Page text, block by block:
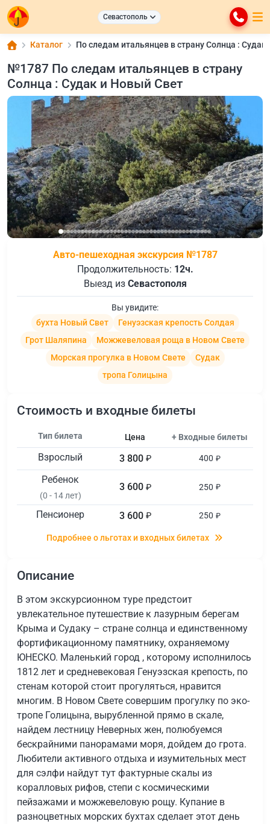
Севастополь
Каталог По следам итальянцев в страну Солнца :
№1787 По следам итальянцев в страну
Солнца : Судак и Новый Свет
Авто-пешеходная экскурсия №1787
Продолжительность: 12ч.
Выезд из Севастополя
Вы увидите:
бухта Новый Свет
Генуэзская крепость Солдая
Грот Шаляпина
Можжевеловая роща в Новом Свете
Морская прогулка в Новом Свете
Судак
тропа Голицына
Стоимость и входные билеты
Тип билета Цена + Входные билеты
Взрослый 3 800 ₽ 400 ₽
Ребенок
(0 - 14 лет)
3 600 ₽ 250 ₽
Пенсионер 3 600 ₽ 250 ₽
Подробнее о льготах и входных билетах
Описание
В этом экскурсионном туре предстоит
увлекательное путешествие к лазурным берегам
Крыма и Судаку – стране солнца и единственному
фортификационному памятнику, охраняемому
ЮНЕСКО. Маленький город , которому исполнилось
1812 лет и средневековая Генуэзская крепость, по
стенам которой стоит прогуляться, нравится
многим. В Новом Свете совершим прогулку по эко-
тропе Голицына, вырубленной прямо в скале,
найдем лестницу Неверных жен, полюбуемся
бескрайними панорамами моря, дойдем до грота.
Любители активного отдыха и изумительных мест
для сэлфи найдут тут фактурные скалы из
коралловых рифов, степи с космическими
пейзажами и можжевеловую рощу. Купание в
разноцветных морских бухтах сделает этот день